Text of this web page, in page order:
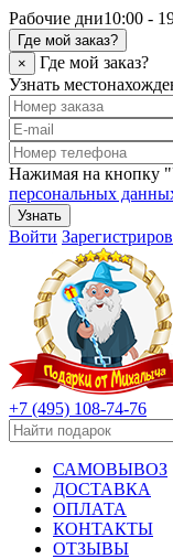
Рабочие дни10:00 -
Где мой заказ?
×
Где мой заказ?
Узнать
Нажимая на кнопку
персональных
Узнать
Войти
+7 (495) 108-74-76
САМОВЫВОЗ
ДОСТАВКА
ОПЛАТА
КОНТАКТЫ
ОТЗЫВЫ